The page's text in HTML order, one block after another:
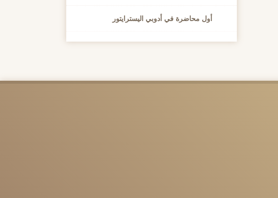
أول محاضرة في أدوبي اليسترايتور